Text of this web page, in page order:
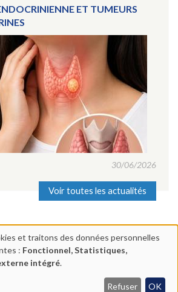
ET TUMEURS
30/06/2026
Voir toutes les actualités
Mermoz | 17 rue Nieuport 69008 Lyon |
04 78 74 71 63
Plan du site | Réalisation :Ascomedia
et traitons des données personnelles
: Fonctionnel, Statistiques,
intégré.
Refuser OK